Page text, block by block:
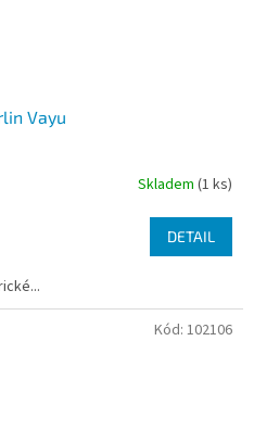
Vayu
Skladem (1 ks)
DETAIL
Kód: 102106